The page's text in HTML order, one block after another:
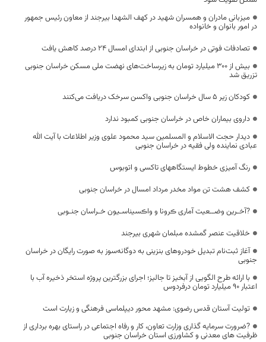
میزبانی مادران و همسران شهید در کهف الشهدا بیرجند از معاون رئیس جمهور
در امور بانوان و خانواده
تصادفات فوتی در خراسان جنوبی از ابتدای امسال ۲۴ درصد کاهش یافت
بیش از ۳۰۰ میلیارد تومان به زیرساخت‌های نهضت ملی مسکن خراسان جنوبی
تزریق شد
کودکان زیر ۵ سال خراسان جنوبی واکسن سرخک دریافت می‌کنند
داروی بیماران خاص در خراسان جنوبی کمبود ندارد
دیدار حجت الاسلام و المسلمین سید محمود علوی وزیر اطلاعات با آیت الله
عبادی نماینده ولی فقیه در خراسان جنوبی
رنگ آمیزی خطوط ایستگاههای تاکسی و اتوبوس
کشف هشت تن مواد مخدر مرداد امسال در خراسان جنوبی
?آخـرین وضــعیت آماری ڪرونا و واڪسیناسـیون خـراسان جنـوبی
خلاقیت عنصر گمشده مبلمان شهری بیرجند
آغاز ثبت‌نام تبدیل خودروهای بنزینی به دوگانه‌سوز به صورت رایگان در خراسان
جنوبی
با ارائه طرح الگویی از آبخیز تا جالیز؛ اجرای بزرگترین پروژه استخر ذخیره آب با
اعتبار ۹۰ میلیارد تومان درفردوس
تولیت آستان قدس رضوی: مشهد محور دیپلماسی فرهنگی و زیارت است
?ضرورت سرمایه گذاری وزارت تعاون، کار و رفاه اجتماعی در راستای بهره برداری از
ظرفیت های معدنی و کشاورزی استان خراسان جنوبی